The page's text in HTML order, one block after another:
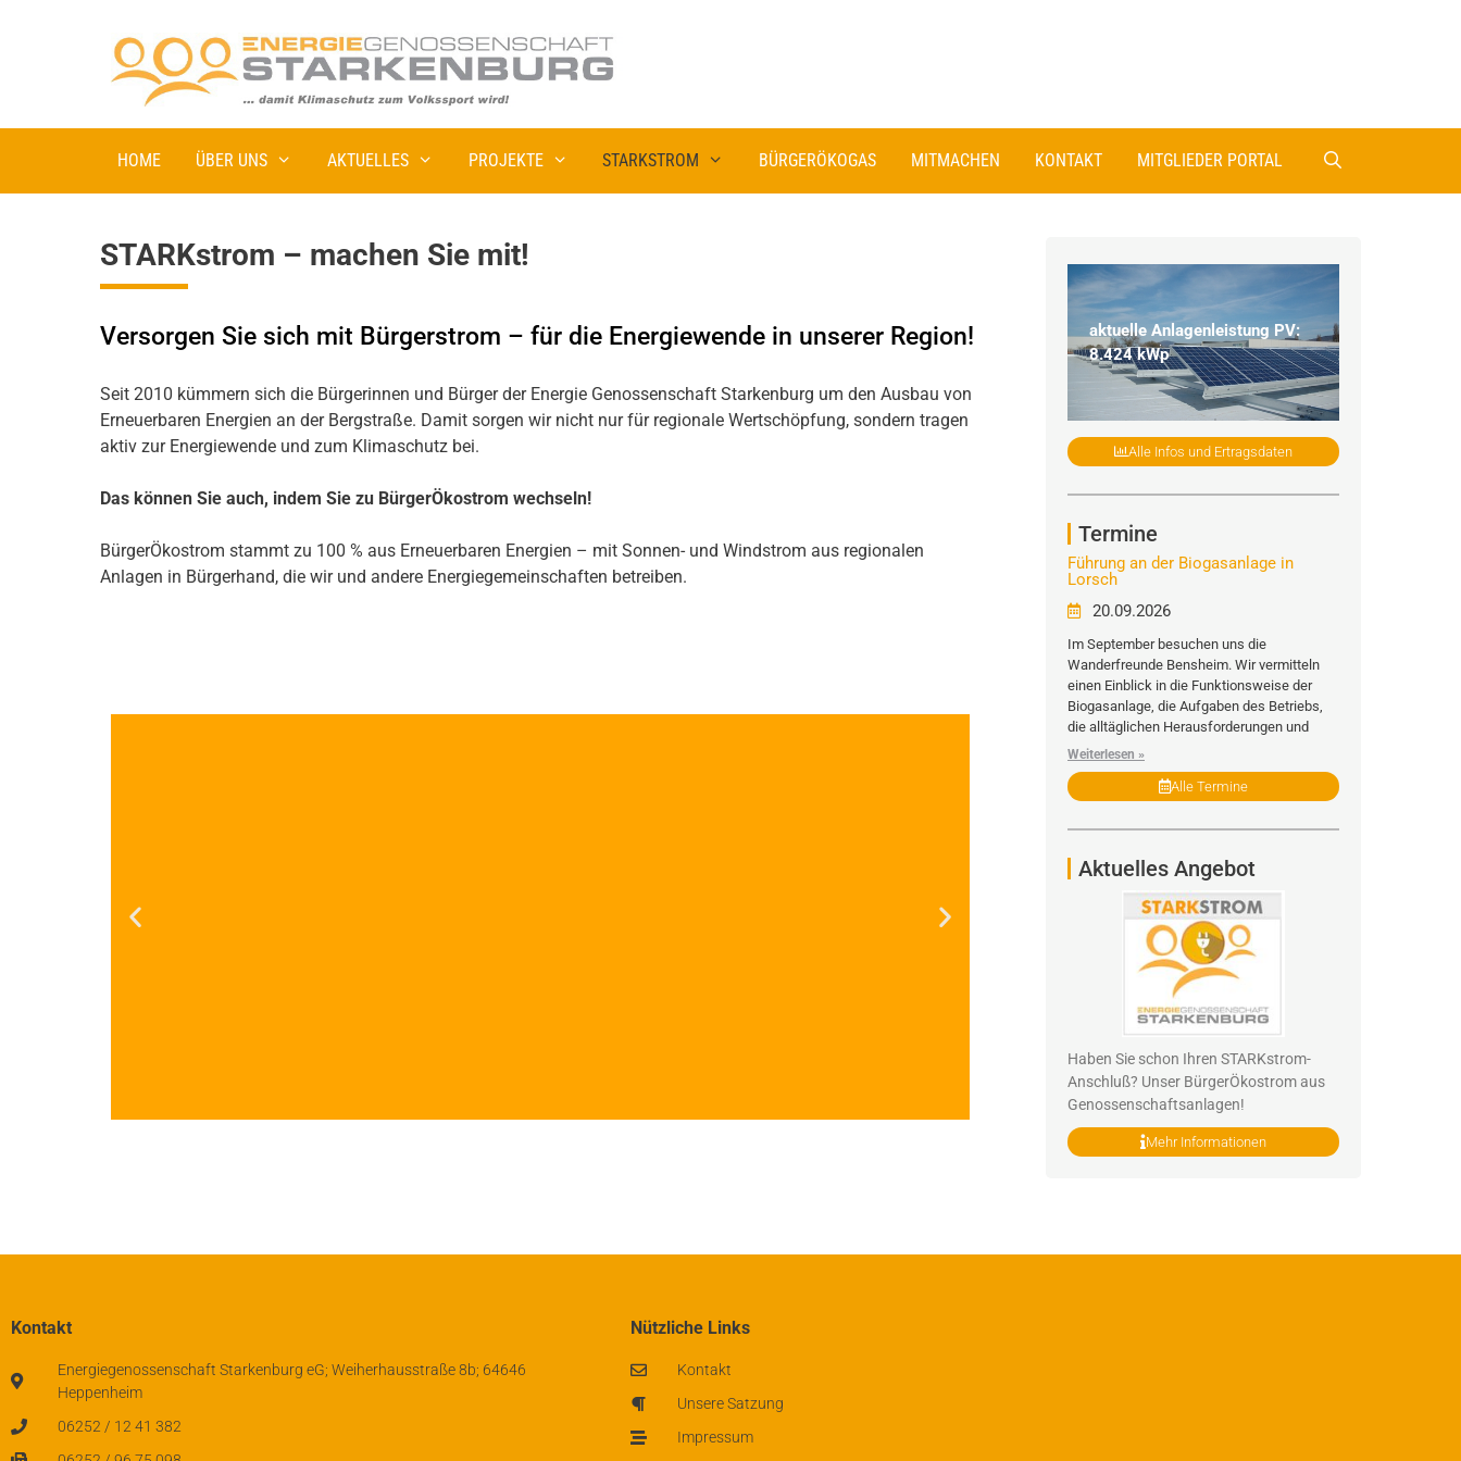
HOME ÜBER UNS AKTUELLES PROJEKTE STARKSTROM BÜRGERÖKOGAS MITMACHEN KONTAKT MITGLIEDER PORTAL
STARKstrom – machen Sie mit!
Versorgen Sie sich mit Bürgerstrom – für die Energiewende in unserer Region!
Seit 2010 kümmern sich die Bürgerinnen und Bürger der Energie Genossenschaft Starkenburg um den Ausbau von
Erneuerbaren Energien an der Bergstraße. Damit sorgen wir nicht nur für regionale Wertschöpfung, sondern tragen
aktiv zur Energiewende und zum Klimaschutz bei.
Das können Sie auch, indem Sie zu BürgerÖkostrom wechseln!
BürgerÖkostrom stammt zu 100 % aus Erneuerbaren Energien – mit Sonnen- und Windstrom aus regionalen
Anlagen in Bürgerhand, die wir und andere Energiegemeinschaften betreiben.
Mit BürgerÖkostrom unterstützen Sie mit jeder
Sie heizen mit einer
aktuelle Anlagenleistung PV:
8.424 kWp
Alle Infos und Ertragsdaten
Termine
Führung an der Biogasanlage in
Lorsch
20.09.2026
Im September besuchen uns die
Wanderfreunde Bensheim. Wir vermitteln
einen Einblick in die Funktionsweise der
Biogasanlage, die Aufgaben des Betriebs,
die alltäglichen Herausforderungen und
Weiterlesen »
Alle Termine
Aktuelles Angebot
Haben Sie schon Ihren STARKstrom-
Anschluß? Unser BürgerÖkostrom aus
Genossenschaftsanlagen!
Mehr Informationen
Kontakt
Energiegenossenschaft Starkenburg eG; Weiherhausstraße 8b; 64646
Heppenheim
06252 / 12 41 382
Nützliche Links
Kontakt
Unsere Satzung
Impressum